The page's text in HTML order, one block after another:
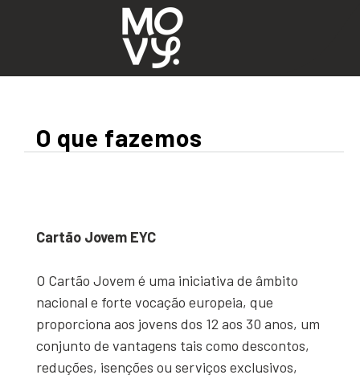
O que fazemos
Cartão Jovem EYC
O Cartão Jovem é uma iniciativa de âmbito
nacional e forte vocação europeia, que
proporciona aos jovens dos 12 aos 30 anos, um
conjunto de vantagens tais como descontos,
reduções, isenções ou serviços exclusivos,